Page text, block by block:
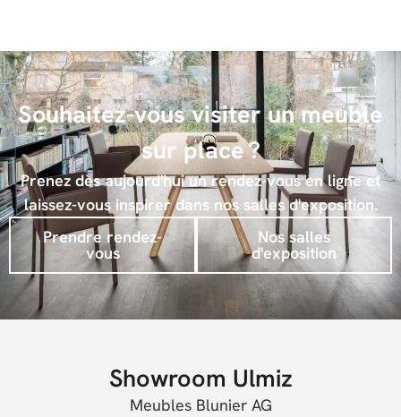
Souhaitez-vous visiter un meuble
sur place ?
Prenez dès aujourd'hui un rendez-vous en ligne et
laissez-vous inspirer dans nos salles d'exposition.
Prendre rendez-
vous
Nos salles
d'exposition
Showroom Ulmiz
Meubles Blunier AG